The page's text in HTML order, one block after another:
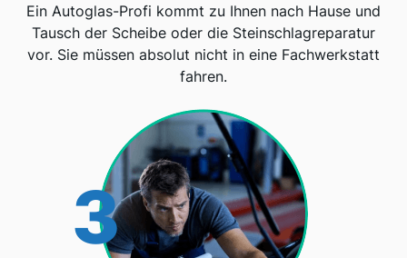
Ein Autoglas-Profi kommt zu Ihnen nach Hause und
Tausch der Scheibe oder die Steinschlagreparatur
vor. Sie müssen absolut nicht in eine Fachwerkstatt
fahren.
3